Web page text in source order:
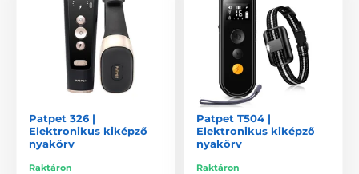
Patpet 326 |
Elektronikus kiképző
nyakörv
Raktáron
Patpet T504 |
Elektronikus kiképző
nyakörv
Raktáron